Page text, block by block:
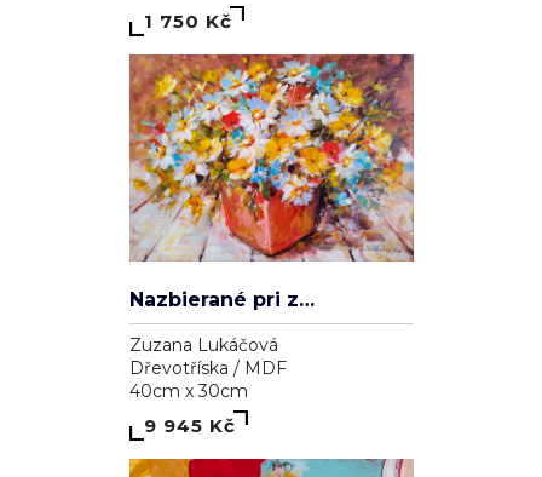
1 750 Kč
Nazbierané pri západe slnka
Zuzana Lukáčová
Dřevotříska / MDF
40cm x 30cm
9 945 Kč